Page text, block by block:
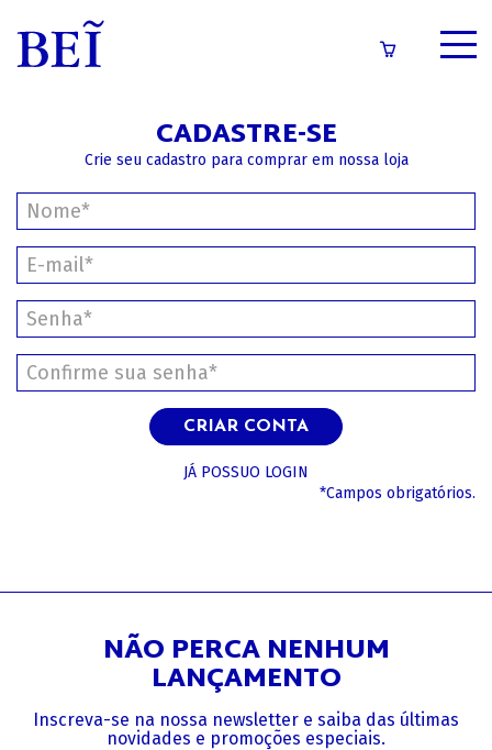
CONTEÚDOS
IMPRENSA
CADASTRE-SE
Crie seu cadastro para comprar em nossa loja
CRIAR CONTA
JÁ POSSUO LOGIN
*Campos obrigatórios.
NÃO PERCA NENHUM
LANÇAMENTO
Inscreva-se na nossa newsletter e saiba das últimas
novidades e promoções especiais.